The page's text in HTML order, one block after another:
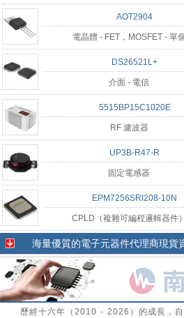
AOT2904
電晶體 - FET，MOSFET - 單
DS26521L+
介面 - 電信
5515BP15C1020E
RF 濾波器
UP3B-R47-R
固定電感器
EPM7256SRI208-10N
CPLD（複雜可編程邏輯器件）
海量優質的電子元器件代理商現貨
歷經十六年（2010 - 2026）的成長，